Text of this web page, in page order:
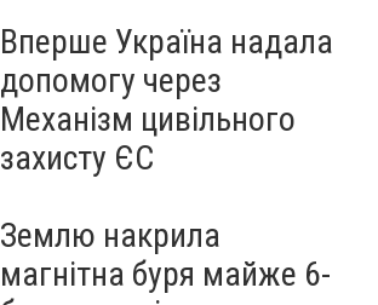
Вперше Україна надала
допомогу через
Механізм цивільного
захисту ЄС
Землю накрила
магнітна буря майже 6-